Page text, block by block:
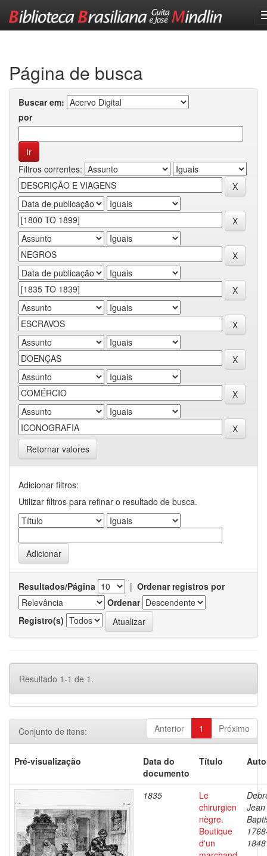
Página de busca
Buscar em:
por
Filtros correntes:
Retornar valores
Adicionar filtros:
Utilizar filtros para refinar o resultado de busca.
Resultados/Página | Ordenar registros por
Ordenar
Registro(s)
Resultado 1-1 de 1.
Anterior 1 Próximo
Conjunto de itens:
Pré-visualização
Data do
documento
Título
1835
Le
chirurgien
nègre.
Boutique
d'un
Jean
1848